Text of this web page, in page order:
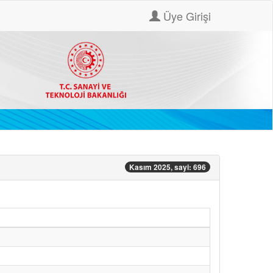
Üye Girişi
Kasım 2025, sayi: 696